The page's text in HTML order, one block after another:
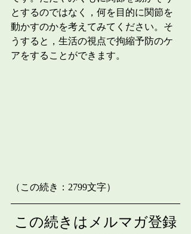
とするのではなく，何を目的に関節を
動かすのかを考えてみてください。そ
うすると，生活の視点で拘縮予防のケ
アをすることができます。
（この続き：2799文字）
この続きはメルマガ登録